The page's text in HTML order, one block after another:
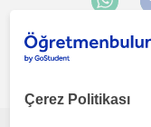
Çerez Politikası